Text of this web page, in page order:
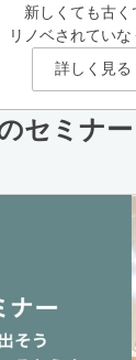
新しくても古く
リノベされていな
詳しく見る
セミナ